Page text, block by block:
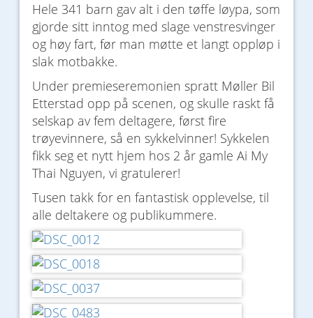
Hele 341 barn gav alt i den tøffe løypa, som
gjorde sitt inntog med slage venstresvinger
og høy fart, før man møtte et langt oppløp i
slak motbakke.
Under premieseremonien spratt Møller Bil
Etterstad opp på scenen, og skulle raskt få
selskap av fem deltagere, først fire
trøyevinnere, så en sykkelvinner! Sykkelen
fikk seg et nytt hjem hos 2 år gamle Ai My
Thai Nguyen, vi gratulerer!
Tusen takk for en fantastisk opplevelse, til
alle deltakere og publikummere.